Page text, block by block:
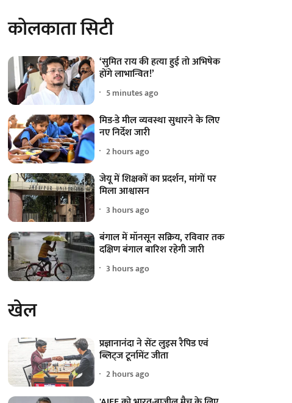
कोलकाता सिटी
‘सुमित राय की हत्या हुई तो अभिषेक
होंगे लाभान्वित!’
5 minutes ago
मिड-डे मील व्यवस्था सुधारने के लिए
नए निर्देश जारी
2 hours ago
जेयू में शिक्षकों का प्रदर्शन, मांगों पर
मिला आश्वासन
3 hours ago
बंगाल में मॉनसून सक्रिय, रविवार तक
दक्षिण बंगाल बारिश रहेगी जारी
3 hours ago
खेल
प्रज्ञानानंदा ने सेंट लुइस रैपिड एवं
ब्लिट्ज टूर्नामेंट जीता
2 hours ago